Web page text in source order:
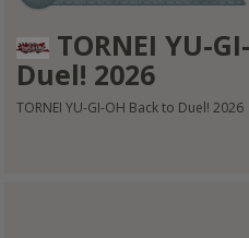
TORNEI YU-
Duel! 2026
TORNEI YU-GI-OH Back to Duel! 2026